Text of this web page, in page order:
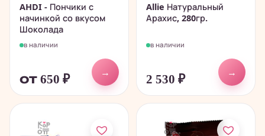
AHDI - Пончики с
начинкой со вкусом
Шоколада
в наличии
от 650 ₽
→
Allie Натуральный
Арахис, 280гр.
в наличии
2 530 ₽
→